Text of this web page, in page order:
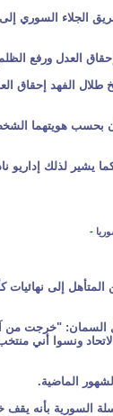
اتحاد غرب آسيا خلال الأشهر الـ4 الماضية
الفهد إحقاق
بحسب هويتهما
-
إلى نهائيات
السمان: "خرجت
ونسوا أني
الماضية.
السورية بأنه